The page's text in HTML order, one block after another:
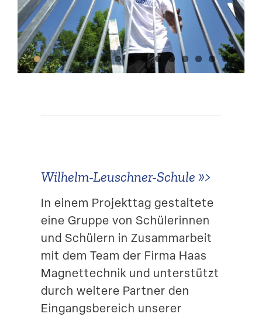
Suche
Wilhelm-Leuschner-Schule »>
In einem Projekttag gestaltete
eine Gruppe von Schüle­rinnen
und Schülern in Zusamm­arbeit
mit dem Team der Firma Haas
Magnet­technik und unter­stützt
durch weitere Partner den
Eingangs­be­reich unserer